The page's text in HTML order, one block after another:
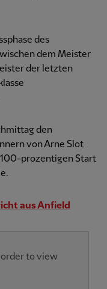
des
dem Meister
der letzten
den
von Arne Slot
prozentigen Start
aus Anfield
order to view